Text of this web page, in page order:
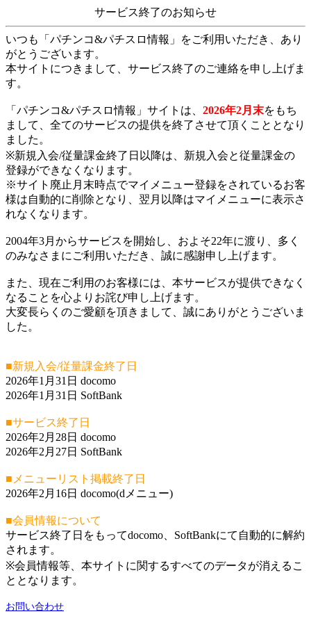
サービス終了のお知らせ
いつも「パチンコ&パチスロ情報」をご利用いただき、あり
がとうございます。
本サイトにつきまして、サービス終了のご連絡を申し上げま
す。
「パチンコ&パチスロ情報」サイトは、 2026年2月末をもち
まして、全てのサービスの提供を終了させて頂くこととなり
ました。
※新規入会/従量課金終了日以降は、新規入会と従量課金の
登録ができなくなります。
※サイト廃止月末時点でマイメニュー登録をされているお客
様は自動的に削除となり、翌月以降はマイメニューに表示さ
れなくなります。
2004年3月からサービスを開始し、およそ22年に渡り、多く
のみなさまにご利用いただき、誠に感謝申し上げます。
また、現在ご利用のお客様には、本サービスが提供できなく
なることを心よりお詫び申し上げます。
大変長らくのご愛顧を頂きまして、誠にありがとうございま
した。
■新規入会/従量課金終了日
2026年1月31日 docomo
2026年1月31日 SoftBank
■サービス終了日
2026年2月28日 docomo
2026年2月27日 SoftBank
■メニューリスト掲載終了日
2026年2月16日 docomo(dメニュー)
■会員情報について
サービス終了日をもってdocomo、SoftBankにて自動的に解約
されます。
※会員情報等、本サイトに関するすべてのデータが消えるこ
ととなります。
お問い合わせ